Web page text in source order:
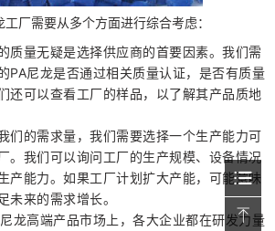
厂需要从多个方面进行综合考虑：
质量无疑是选择供应商的首要因素。我们需
PA尼龙是否通过相关质量认证，是否有质量
还可以查看工厂的样品，以了解其产品质地
们的需求量，我们需要选择一个生产能力可
。我们可以询问工厂的生产规模、设备情况
产能力。如果工厂计划扩大产能，可能意味
未来的需求增长。
龙高端产品市场上，各大企业都在研发力量